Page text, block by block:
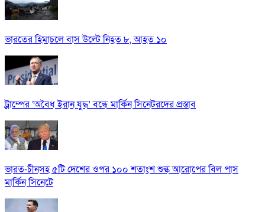
ভারতের হিমাচলে বাস উল্টে নিহত ৮, আহত ১০
ট্রাম্পের ‘অবৈধ ইরান যুদ্ধ’ বন্ধে মার্কিন সিনেটরদের প্রস্তাব
ভারত-চীনসহ ৫টি দেশের ওপর ১০০ শতাংশ শুল্ক আরোপের বিল পাস
মার্কিন সিনেটে